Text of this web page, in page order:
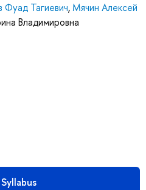
Фуад Тагиевич, Мячин Алексей
Владимировна